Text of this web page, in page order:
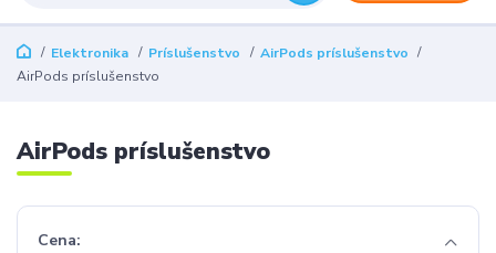
Elektronika Príslušenstvo
AirPods príslušenstvo
AirPods príslušenstvo
AirPods príslušenstvo
Cena: